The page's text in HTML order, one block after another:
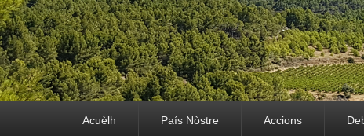
Acuèlh País Nòstre Accions